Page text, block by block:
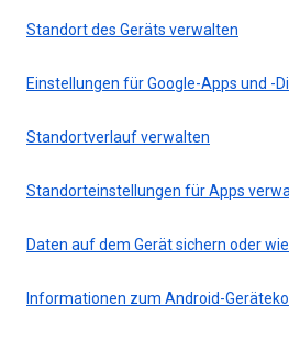
Standort des Geräts verwalten
Einstellungen für Google-Apps und -
Standortverlauf verwalten
Standorteinstellungen für Apps
Daten auf dem Gerät sichern oder
Informationen zum Android-